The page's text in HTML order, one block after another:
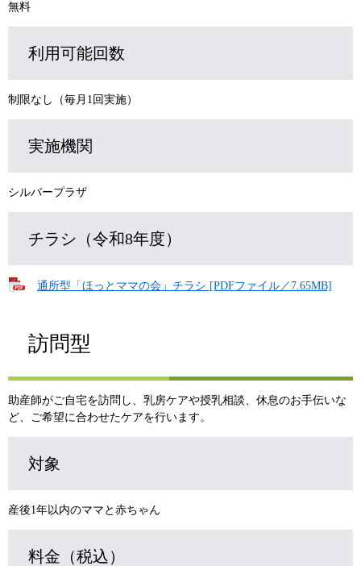
無料
利用可能回数
制限なし（毎月1回実施）
実施機関
シルバープラザ
チラシ（令和8年度）
通所型「ほっとママの会」チラシ [PDFファイル／7.65MB]
訪問型
助産師がご自宅を訪問し、乳房ケアや授乳相談、休息のお手伝いな
ど、ご希望に合わせたケアを行います。
対象
産後1年以内のママと赤ちゃん
料金（税込）